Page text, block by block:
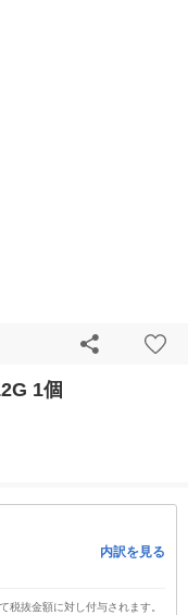
1個
内訳を見る
税抜金額に対し付与されます。